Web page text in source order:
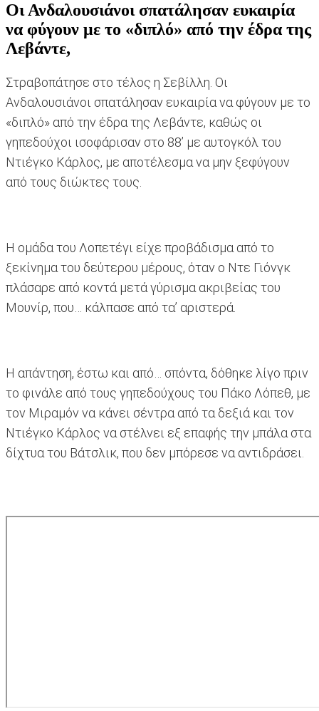
Οι Ανδαλουσιάνοι σπατάλησαν ευκαιρία
να φύγουν με το «διπλό» από την έδρα της
Λεβάντε,
Στραβοπάτησε στο τέλος η Σεβίλλη. Οι
Ανδαλουσιάνοι σπατάλησαν ευκαιρία να φύγουν με το
«διπλό» από την έδρα της Λεβάντε, καθώς οι
γηπεδούχοι ισοφάρισαν στο 88’ με αυτογκόλ του
Ντιέγκο Κάρλος, με αποτέλεσμα να μην ξεφύγουν
από τους διώκτες τους.
Η ομάδα του Λοπετέγι είχε προβάδισμα από το
ξεκίνημα του δεύτερου μέρους, όταν ο Ντε Γιόνγκ
πλάσαρε από κοντά μετά γύρισμα ακριβείας του
Μουνίρ, που… κάλπασε από τα’ αριστερά.
Η απάντηση, έστω και από… σπόντα, δόθηκε λίγο πριν
το φινάλε από τους γηπεδούχους του Πάκο Λόπεθ, με
τον Μιραμόν να κάνει σέντρα από τα δεξιά και τον
Ντιέγκο Κάρλος να στέλνει εξ επαφής την μπάλα στα
δίχτυα του Βάτσλικ, που δεν μπόρεσε να αντιδράσει.